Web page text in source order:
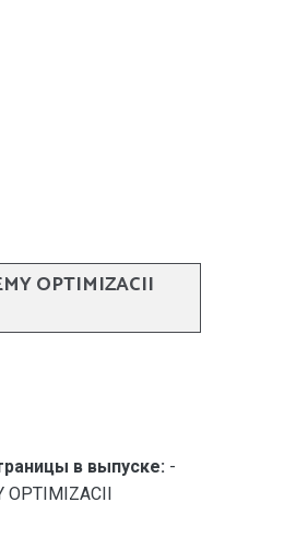
OPTIMIZACII
в выпуске: -
OPTIMIZACII